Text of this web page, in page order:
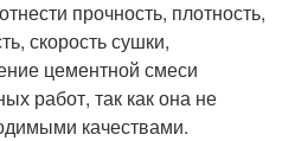
прочность, плотность,
скорость сушки,
цементной смеси
работ, так как она не
качествами.